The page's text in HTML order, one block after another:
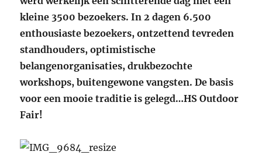
kleine 3500 bezoekers. In 2 dagen 6.500
enthousiaste bezoekers, ontzettend tevreden
standhouders, optimistische
belangenorganisaties, drukbezochte
workshops, buitengewone vangsten. De basis
voor een mooie traditie is gelegd…HS Outdoor
Fair!